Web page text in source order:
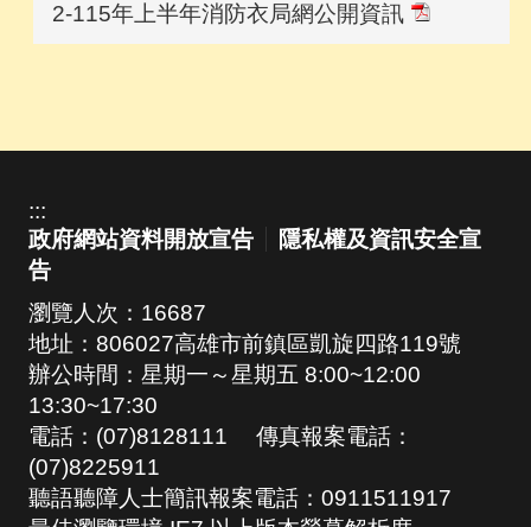
2-115年上半年消防衣局網公開資訊
:::
政府網站資料開放宣告
隱私權及資訊安全宣
告
瀏覽人次： 16687
地址：806027高雄市前鎮區凱旋四路119號
辦公時間：星期一～星期五 8:00~12:00
13:30~17:30
電話：(07)8128111 傳真報案電話：
(07)8225911
聽語聽障人士簡訊報案電話：0911511917